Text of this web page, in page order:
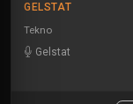
GELSTAT
Tekno
Gelstat